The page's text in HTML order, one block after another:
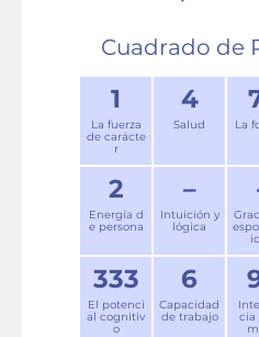
Cuadrado de
1
La fuerza
de carácte
r
4
Salud La
2
Energía d
e persona
–
Intuición y
lógica
333
El potenci
al cognitiv
o
6
Capacidad
de trabajo
cia